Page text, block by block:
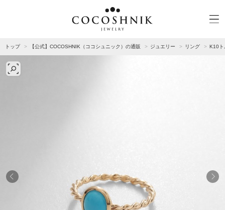
CATEGORY
トップ 【公式】COCOSHNIK（ココシュニック）の通販 ジュエリー リング K10ト